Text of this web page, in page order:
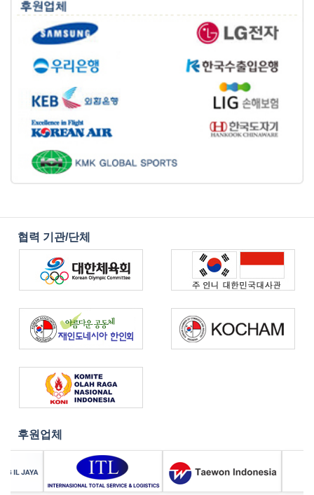
협력 기관/단체
후원업체